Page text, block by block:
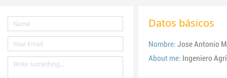
Datos básicos
Nombre: Jose Antonio
About me: Ingeniero